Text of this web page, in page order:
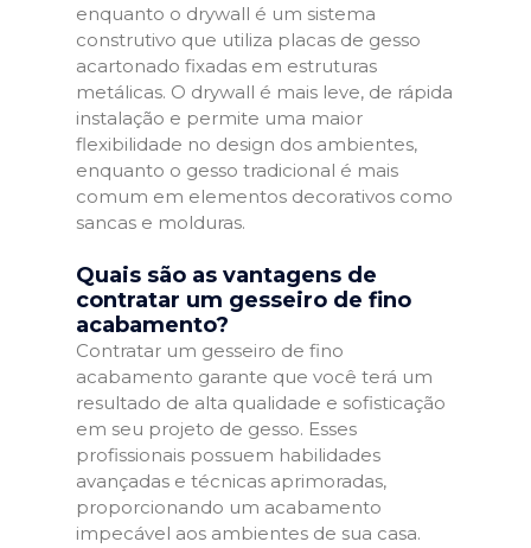
enquanto o drywall é um sistema
construtivo que utiliza placas de gesso
acartonado fixadas em estruturas
metálicas. O drywall é mais leve, de rápida
instalação e permite uma maior
flexibilidade no design dos ambientes,
enquanto o gesso tradicional é mais
comum em elementos decorativos como
sancas e molduras.
Quais são as vantagens de
contratar um gesseiro de fino
acabamento?
Contratar um gesseiro de fino
acabamento garante que você terá um
resultado de alta qualidade e sofisticação
em seu projeto de gesso. Esses
profissionais possuem habilidades
avançadas e técnicas aprimoradas,
proporcionando um acabamento
impecável aos ambientes de sua casa.